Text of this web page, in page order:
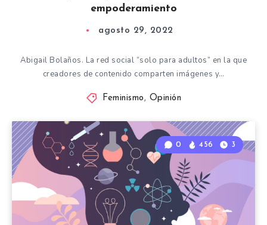
empoderamiento
agosto 29, 2022
Abigail Bolaños. La red social “solo para adultos” en la que
creadores de contenido comparten imágenes y…
Feminismo, Opinión
0 456 3